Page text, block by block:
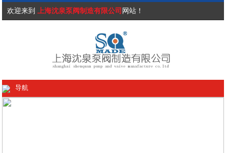
欢迎来到 上海沈泉泵阀制造有限公司 网站！
导航